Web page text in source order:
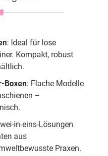
: Ideal für lose
Kompakt, robust
Boxen: Flache Modelle
–
in-eins-Lösungen
aus
Praxen.